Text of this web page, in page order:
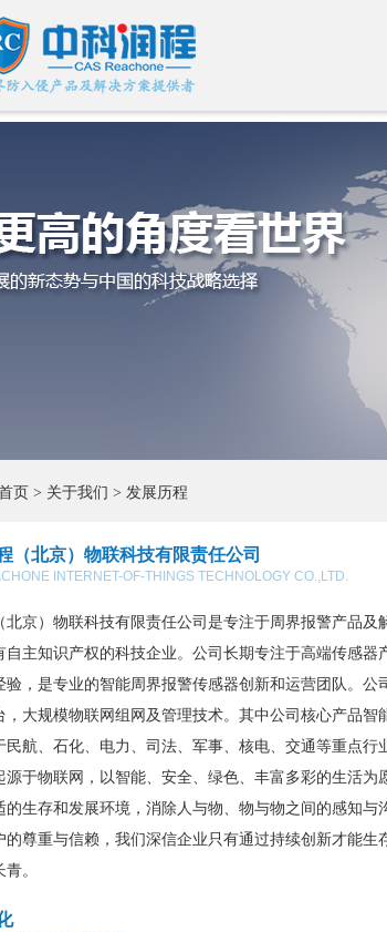
页 > 关于我们 > 发展历程
（北京）物联科技有限责任公司
INTERNET-OF-THINGS TECHNOLOGY CO.,LTD.
）物联科技有限责任公司是专注于周界报警产品及
自主知识产权的科技企业。公司长期专注于高端传感
验，是专业的智能周界报警传感器创新和运营团队。
，大规模物联网组网及管理技术。其中公司核心产品
民航、石化、电力、司法、军事、核电、交通等重点行
物联网，以智能、安全、绿色、丰富多彩的生活为
的生存和发展环境，消除人与物、物与物之间的感知
的尊重与信赖，我们深信企业只有通过持续创新才能
。